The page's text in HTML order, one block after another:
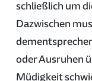
schließlich um
Dazwischen
oder Ausruhen
Müdigkeit